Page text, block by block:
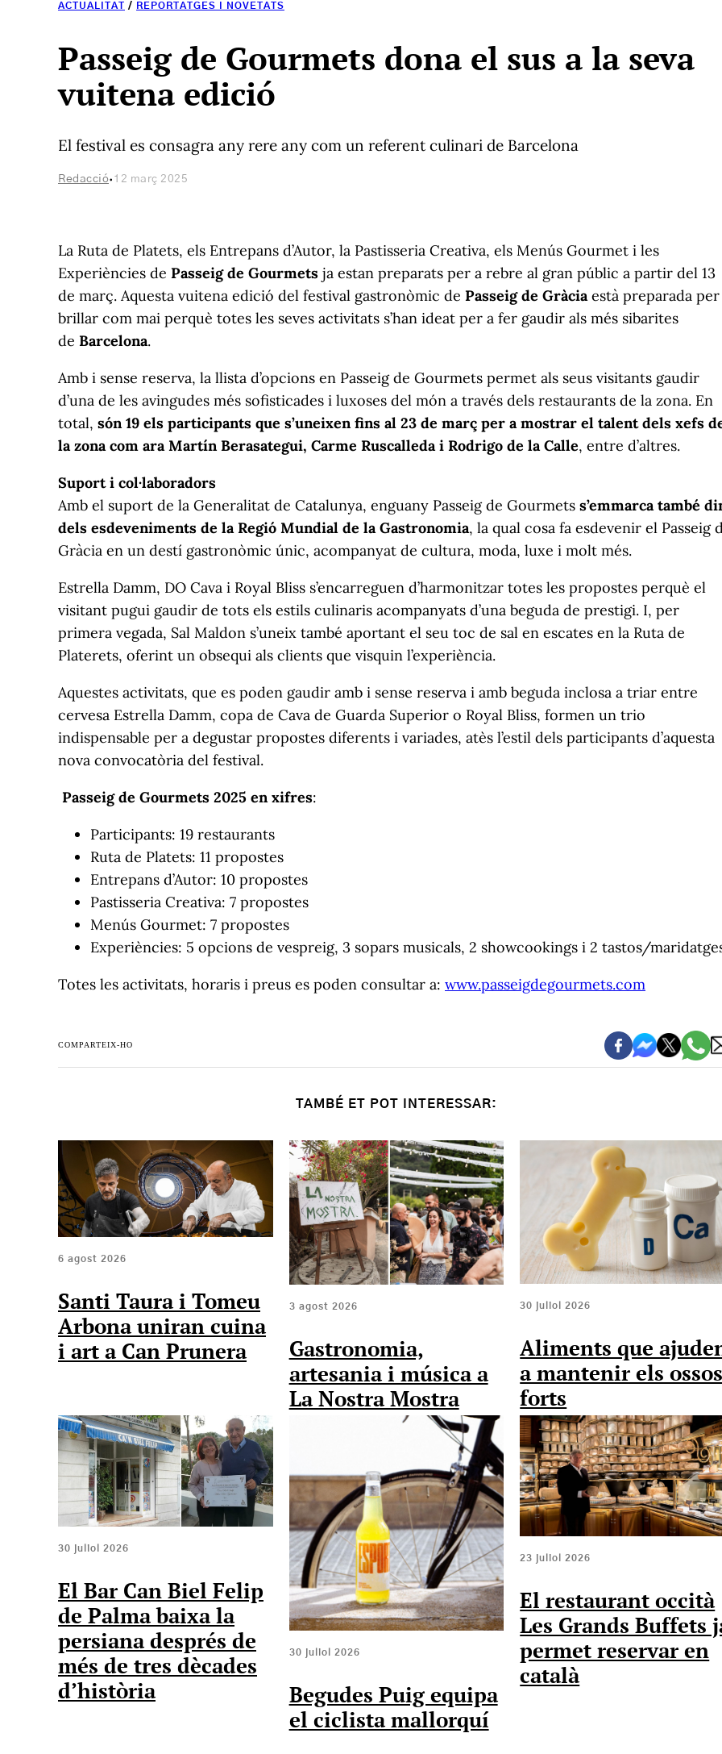
ACTUALITAT / REPORTATGES I NOVETATS
Passeig de Gourmets dona el sus a la seva
vuitena edició
El festival es consagra any rere any com un referent culinari de Barcelona
Redacció· 12 març 2025
La Ruta de Platets, els Entrepans d’Autor, la Pastisseria Creativa, els Menús Gourmet i les
Experiències de Passeig de Gourmets ja estan preparats per a rebre al gran públic a partir del 13
de març. Aquesta vuitena edició del festival gastronòmic de Passeig de Gràciaestà preparada per
brillar com mai perquè totes les seves activitats s’han ideat per a fer gaudir als més sibarites
de Barcelona.
Amb i sense reserva, la llista d’opcions en Passeig de Gourmets permet als seus visitants gaudir
d’una de les avingudes més sofisticades i luxoses del món a través dels restaurants de la zona. En
total, són 19 els participants que s’uneixen fins al 23 de març per a mostrar el talent dels xefs
la zona com ara Martín Berasategui, Carme Ruscalleda i Rodrigo de la Calle, entre d’altres.
Suport i col·laboradors
Amb el suport de la Generalitat de Catalunya, enguany Passeig de Gourmets s’emmarca també
dels esdeveniments de la Regió Mundial de la Gastronomia, la qual cosa fa esdevenir el Passeig
Gràcia en un destí gastronòmic únic, acompanyat de cultura, moda, luxe i molt més.
Estrella Damm, DO Cava i Royal Bliss s’encarreguen d’harmonitzar totes les propostes perquè el
visitant pugui gaudir de tots els estils culinaris acompanyats d’una beguda de prestigi. I, per
primera vegada, Sal Maldon s’uneix també aportant el seu toc de sal en escates en la Ruta de
Platerets, oferint un obsequi als clients que visquin l’experiència.
Aquestes activitats, que es poden gaudir amb i sense reserva i amb beguda inclosa a triar entre
cervesa Estrella Damm, copa de Cava de Guarda Superior o Royal Bliss, formen un trio
indispensable per a degustar propostes diferents i variades, atès l’estil dels participants d’aquesta
nova convocatòria del festival.
Passeig de Gourmets 2025 en xifres:
Participants: 19 restaurants
Ruta de Platets: 11 propostes
Entrepans d’Autor: 10 propostes
Pastisseria Creativa: 7 propostes
Menús Gourmet: 7 propostes
Experiències: 5 opcions de vespreig, 3 sopars musicals, 2 showcookings i 2 tastos/
Totes les activitats, horaris i preus es poden consultar a: www.passeigdegourmets.com
COMPARTEIX-HO
TAMBÉ ET POT INTERESSAR:
6 agost 2026
Santi Taura i Tomeu
Arbona uniran cuina
i art a Can Prunera
3 agost 2026
Gastronomia,
artesania i música a
La Nostra Mostra
30 juliol 2026
Aliments que
a mantenir els
forts
30 juliol 2026
El Bar Can Biel Felip
de Palma baixa la
persiana després de
més de tres dècades
d’història
30 juliol 2026
Begudes Puig equipa
el ciclista mallorquí
23 juliol 2026
El restaurant occità
Les Grands Buffets
permet reservar en
català